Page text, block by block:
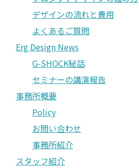
デザインの流れと費用
よくあるご質問
Erg Design News
G-SHOCK秘話
セミナーの講演報告
事務所概要
Policy
お問い合わせ
事務所紹介
スタッフ紹介